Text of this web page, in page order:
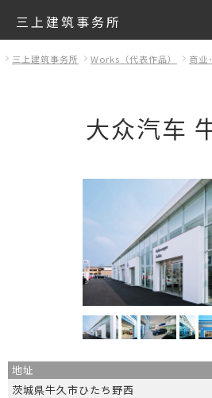
三上建筑事务所
三上建筑事务所 Works（代表作品） 商业
大众汽车
地址
茨城県牛久市ひたち野西